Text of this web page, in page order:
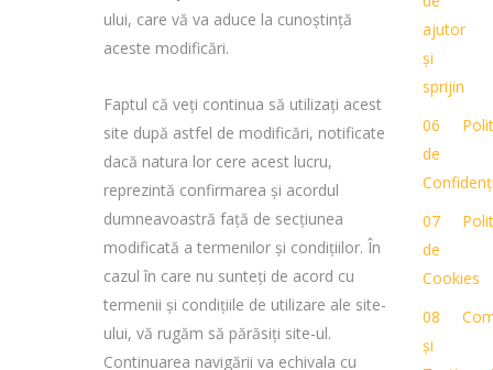
ului, care vă va aduce la cunoștință
aceste modificări.
Faptul că veți continua să utilizați acest
site după astfel de modificări, notificate
dacă natura lor cere acest lucru,
reprezintă confirmarea și acordul
dumneavoastră față de secțiunea
modificată a termenilor și condițiilor. În
cazul în care nu sunteți de acord cu
termenii și condițiile de utilizare ale site-
ului, vă rugăm să părăsiți site-ul.
Continuarea navigării va echivala cu
ajutor
și
sprijin
de
de
Cookies
și